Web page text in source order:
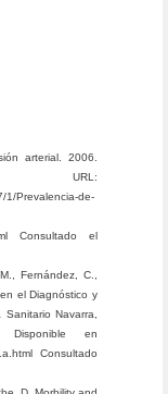
arterial. 2006.
URL:
1/Prevalencia-de-
Consultado el
Fernández, C.,
el Diagnóstico y
Navarra,
en
Consultado